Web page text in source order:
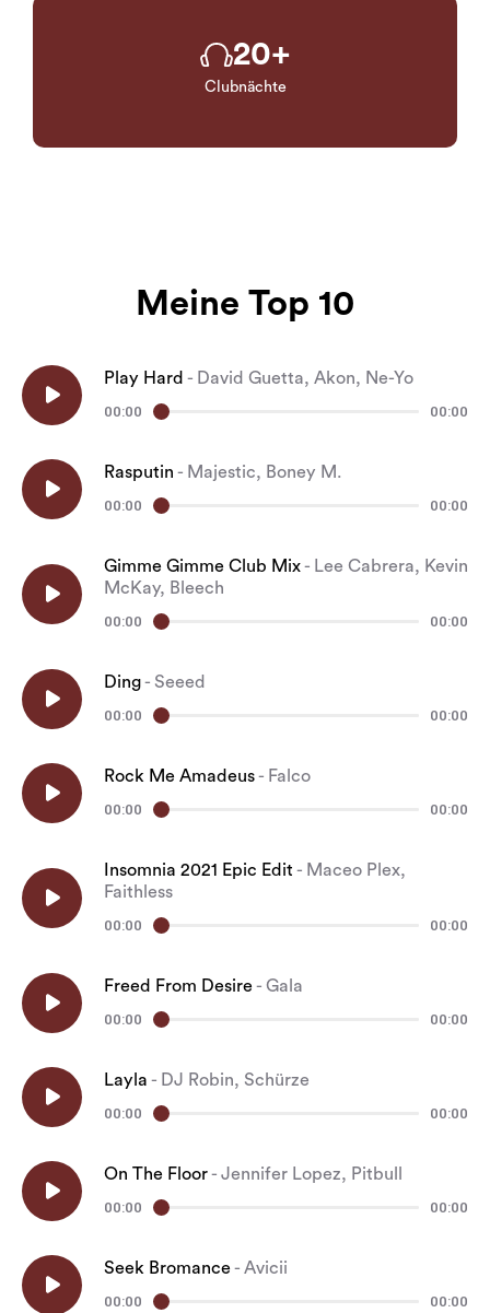
20+
Clubnächte
Meine Top 10
Play Hard - David Guetta, Akon, Ne-Yo
00:00
00:00
Rasputin - Majestic, Boney M.
00:00
00:00
Gimme Gimme Club Mix- Lee Cabrera, Kevin
McKay, Bleech
00:00
00:00
Ding- Seeed
00:00
00:00
Rock Me Amadeus- Falco
00:00
00:00
Insomnia 2021 Epic Edit - Maceo Plex,
Faithless
00:00
00:00
Freed From Desire- Gala
00:00
00:00
Layla - DJ Robin, Schürze
00:00
00:00
On The Floor- Jennifer Lopez, Pitbull
00:00
00:00
Seek Bromance- Avicii
00:00
00:00